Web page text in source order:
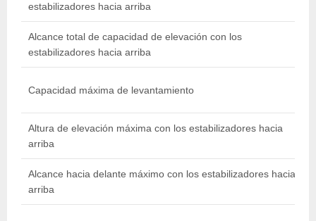
estabilizadores hacia arriba
Alcance total de capacidad de elevación con los
estabilizadores hacia arriba
Capacidad máxima de levantamiento
Altura de elevación máxima con los estabilizadores hacia
arriba
Alcance hacia delante máximo con los estabilizadores hacia
arriba